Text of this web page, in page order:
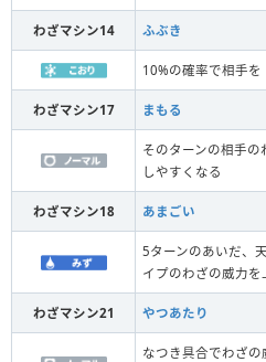
わざマシン14 ふぶき
10%の確率で相手
わざマシン17 まもる
そのターンの相手
しやすくなる
わざマシン18 あまごい
5ターンのあいだ、
イプのわざの威力を
わざマシン21 やつあたり
なつき具合でわざ